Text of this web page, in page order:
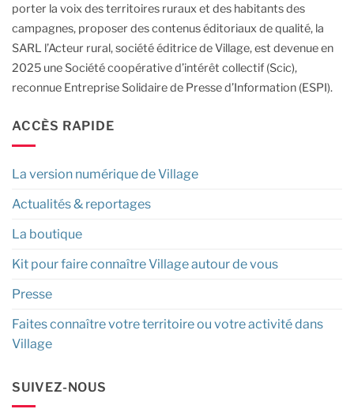
porter la voix des territoires ruraux et des habitants des
campagnes, proposer des contenus éditoriaux de qualité, la
SARL l’Acteur rural, société éditrice de Village, est devenue en
2025 une Société coopérative d’intérêt collectif (Scic),
reconnue Entreprise Solidaire de Presse d’Information (ESPI).
ACCÈS RAPIDE
La version numérique de Village
Actualités & reportages
La boutique
Kit pour faire connaître Village autour de vous
Presse
Faites connaître votre territoire ou votre activité dans
Village
SUIVEZ-NOUS